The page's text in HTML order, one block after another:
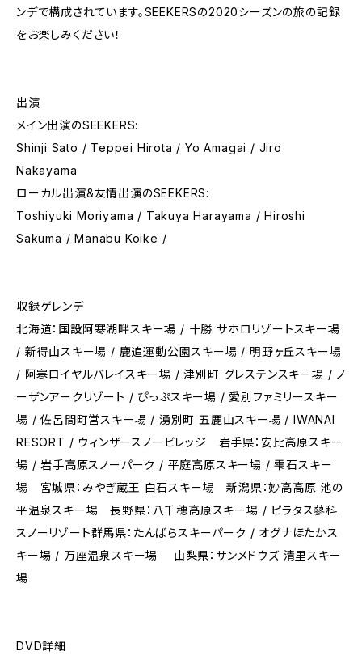
ンデで構成されています。SEEKERSの2020シーズンの旅の記録
をお楽しみください！
出演
メイン出演のSEEKERS:
Shinji Sato / Teppei Hirota / Yo Amagai / Jiro
Nakayama
ローカル出演&友情出演のSEEKERS:
Toshiyuki Moriyama / Takuya Harayama / Hiroshi
Sakuma / Manabu Koike /
収録ゲレンデ
北海道：国設阿寒湖畔スキー場 / 十勝 サホロリゾートスキー場
/ 新得山スキー場 / 鹿追運動公園スキー場 / 明野ヶ丘スキー場
/ 阿寒ロイヤルバレイスキー場 / 津別町 グレステンスキー場 / ノ
ーザンアークリゾート / ぴっぷスキー場 / 愛別ファミリースキー
場 / 佐呂間町営スキー場 / 湧別町 五鹿山スキー場 / IWANAI
RESORT / ウィンザースノービレッジ 岩手県：安比高原スキー
場 / 岩手高原スノーパーク / 平庭高原スキー場 / 雫石スキー
場 宮城県：みやぎ蔵王 白石スキー場 新潟県：妙高高原 池の
平温泉スキー場 長野県：八千穂高原スキー場 / ピラタス蓼科
スノーリゾート群馬県：たんばらスキーパーク / オグナほたかス
キー場 / 万座温泉スキー場 山梨県：サンメドウズ 清里スキー
場
DVD詳細